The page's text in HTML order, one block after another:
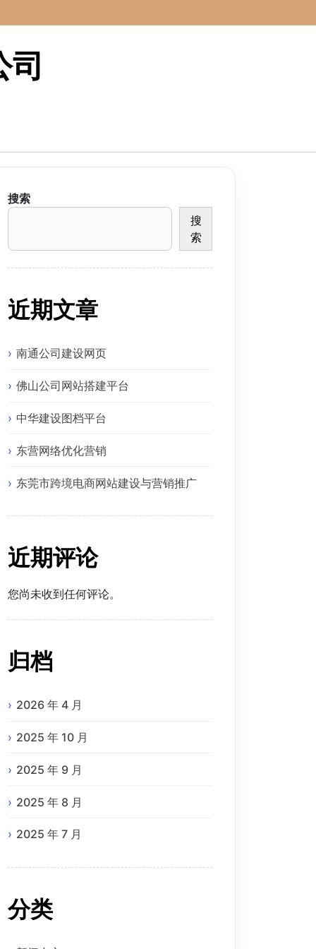
司
搜索
搜
索
近期文章
南通公司建设网页
佛山公司网站搭建平台
中华建设图档平台
东营网络优化营销
东莞市跨境电商网站建设与营销推广
近期评论
您尚未收到任何评论。
归档
2026 年 4 月
2025 年 10 月
2025 年 9 月
2025 年 8 月
2025 年 7 月
分类